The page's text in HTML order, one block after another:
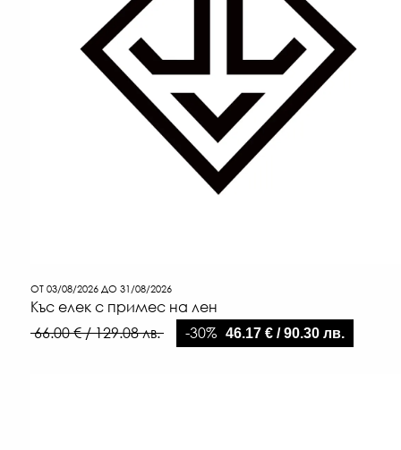
ОТ 03/08/2026 ДО 31/08/2026
Къс елек с примес на лен
66.00 € / 129.08 лв.
-30% 46.17 € / 90.30 лв.